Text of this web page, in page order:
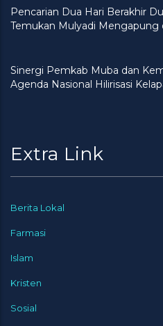
Pencarian Dua Hari Berakhir
Temukan Mulyadi Mengapung
Sinergi Pemkab Muba dan
Agenda Nasional Hilirisasi
Extra Link
Berita Lokal
Farmasi
Islam
Kristen
Sosial